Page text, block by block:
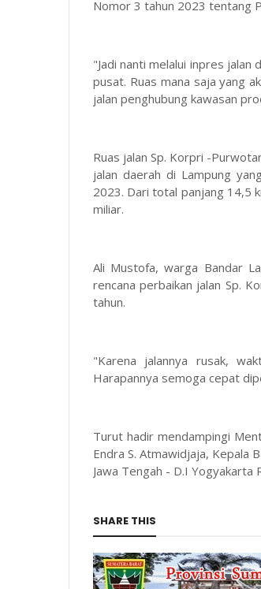
Nomor 3 tahun 2023 tentang
"Jadi nanti melalui inpres jalan
pusat. Ruas mana saja yang
jalan penghubung kawasan
Ruas jalan Sp. Korpri -
jalan daerah di Lampung
2023. Dari total panjang 14,5
miliar.
Ali Mustofa, warga Bandar
rencana perbaikan jalan Sp.
tahun.
"Karena jalannya rusak,
Harapannya semoga cepat
Turut hadir mendampingi
Endra S. Atmawidjaja, Kepala
Jawa Tengah - D.I Yogyakarta
SHARE THIS